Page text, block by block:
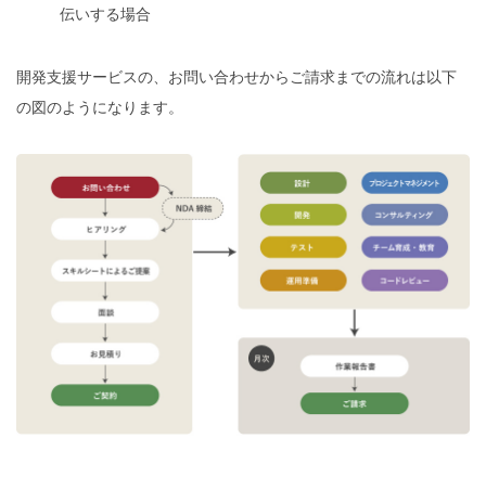
伝いする場合
開発支援サービスの、お問い合わせからご請求までの流れは以下
の図のようになります。